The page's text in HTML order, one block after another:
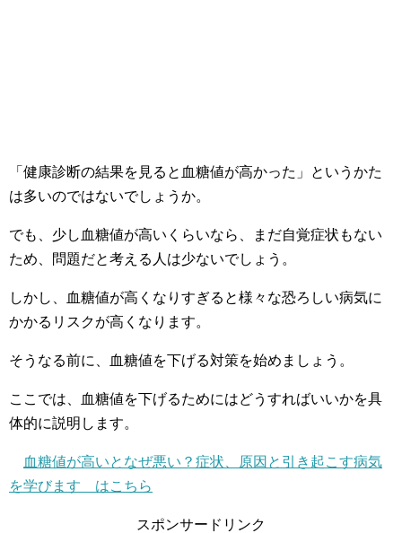
「健康診断の結果を見ると血糖値が高かった」というかた
は多いのではないでしょうか。
でも、少し血糖値が高いくらいなら、まだ自覚症状もない
ため、問題だと考える人は少ないでしょう。
しかし、血糖値が高くなりすぎると様々な恐ろしい病気に
かかるリスクが高くなります。
そうなる前に、血糖値を下げる対策を始めましょう。
ここでは、血糖値を下げるためにはどうすればいいかを具
体的に説明します。
血糖値が高いとなぜ悪い？症状、原因と引き起こす病気
を学びます はこちら
スポンサードリンク